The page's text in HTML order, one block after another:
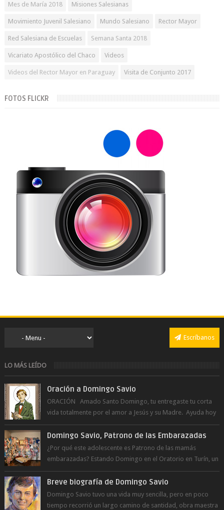
Mes de María 2018 Misiones Salesianas
Movimiento Juvenil Salesiano Mundo Salesiano Rector Mayor
Red Salesiana de Escuelas Semana Santa 2018
Vicariato Apostólico del Chaco Videos
Videos del Rector Mayor en Paraguay Visita de Conjunto 2017
FOTOS FLICKR
Escríbanos
LO MÁS LEÍDO
Oración a Domingo Savio
ORACIÓN Amado Santo Domingo, tu entregaste tu corta
vida totalmente por el amor a Jesús y su Madre. Ayuda hoy
a la juventud para ...
Domingo Savio, Patrono de las Embarazadas
¿Por qué este adolescente es Patrono de las mamás
embarazadas? Estando Domingo en el Oratorio en Turín, un
día le pide a Don Bosco...
Breve biografía de Domingo Savio
Domingo Savio tuvo una vida muy sencilla, pero en poco
tiempo recorrió un largo camino de santidad, obra maestra